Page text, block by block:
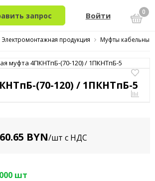
запрос Войти 0
Электромонтажная продукция Муфты
(70-120) / 1ПКНТпБ-5
60.65 BYN/шт с НДС
шт